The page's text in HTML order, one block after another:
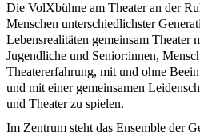
Die VolXbühne am Theater an der
Menschen unterschiedlichster
Lebensrealitäten gemeinsam Theater
Jugendliche und Senior:innen,
Theatererfahrung, mit und ohne
und mit einer gemeinsamen
und Theater zu spielen.
Im Zentrum steht das Ensemble der